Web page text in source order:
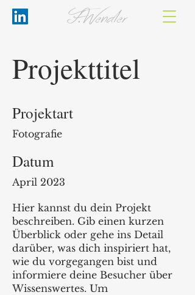
Projekttitel
Projektart
Fotografie
Datum
April 2023
Hier kannst du dein Projekt
beschreiben. Gib einen kurzen
Überblick oder gehe ins Detail
darüber, was dich inspiriert hat,
wie du vorgegangen bist und
informiere deine Besucher über
Wissenswertes. Um